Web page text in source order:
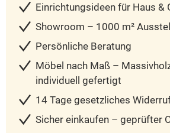
Einrichtungsideen für Haus &
Showroom – 1000 m²
Persönliche Beratung
Möbel nach Maß –
individuell gefertigt
14 Tage gesetzliches
Sicher einkaufen – geprüfter